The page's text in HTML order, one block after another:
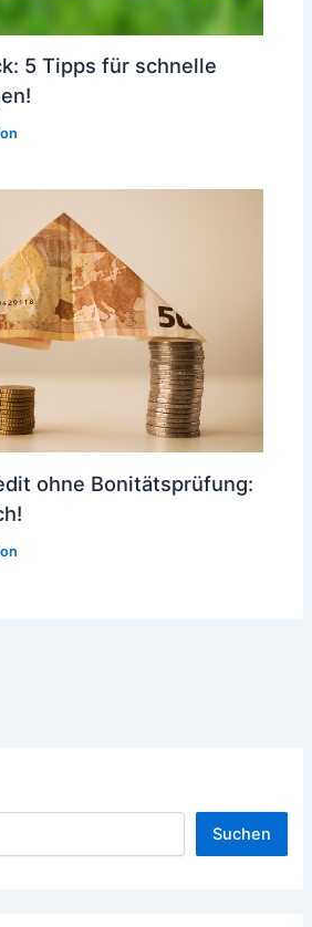
5 Tipps für schnelle
ohne Bonitätsprüfung:
Suchen